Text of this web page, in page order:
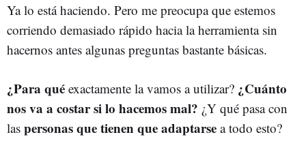
Ya lo está haciendo. Pero me preocupa que estemos
corriendo demasiado rápido hacia la herramienta sin
hacernos antes algunas preguntas bastante básicas.
¿Para qué exactamente la vamos a utilizar? ¿Cuánto
nos va a costar si lo hacemos mal? ¿Y qué pasa con
las personas que tienen que adaptarse a todo esto?